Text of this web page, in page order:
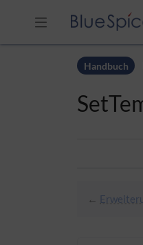
Zur Hauptnavigation
Zum Arbeitsbereich
Handbuch
←